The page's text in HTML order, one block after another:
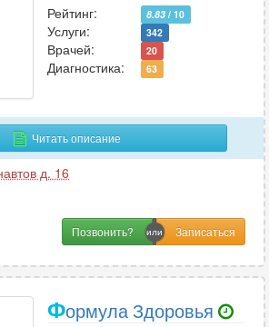
Рейтинг:
8.83 / 10
Услуги: 342
Врачей: 20
Диагностика: 63
Читать описание
д. 16
Позвонить?
Формула Здоровья